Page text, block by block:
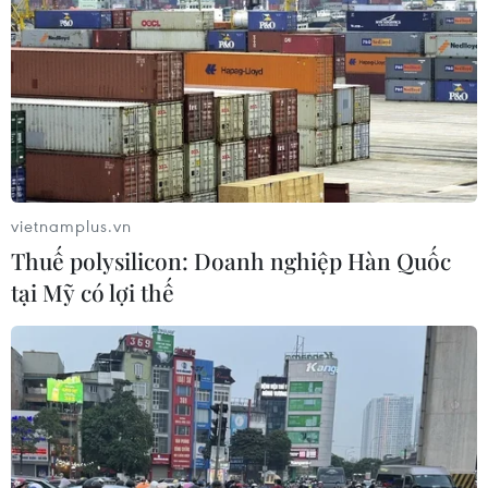
05/08/2026 11:01
Đà Nẵng chi gần 38 tỷ đồng trang trí
Tết Đinh Mùi 2027
05/08/2026 10:58
Giới thiệu Bộ sách Tuyển tập các tác
phẩm chọn lọc của Tổng Tư lệnh
Fidel Castro Ruz
05/08/2026 10:10
Đưa tranh AI vào nhóm nguy cơ cần
ngăn chặn để bảo vệ di sản nghề làm
vietnamplus.vn
Thuế polysilicon: Doanh nghiệp Hàn Quốc
tại Mỹ có lợi thế